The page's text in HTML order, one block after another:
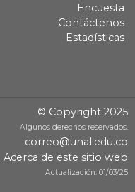
Encuesta
Contáctenos
Estadísticas
© Copyright 2025
Algunos derechos reservados.
correo@unal.edu.co
Acerca de este sitio web
Actualización: 01/03/25